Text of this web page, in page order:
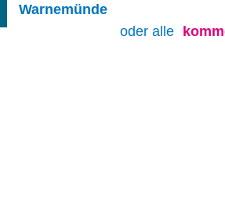
Warnemünde
oder alle